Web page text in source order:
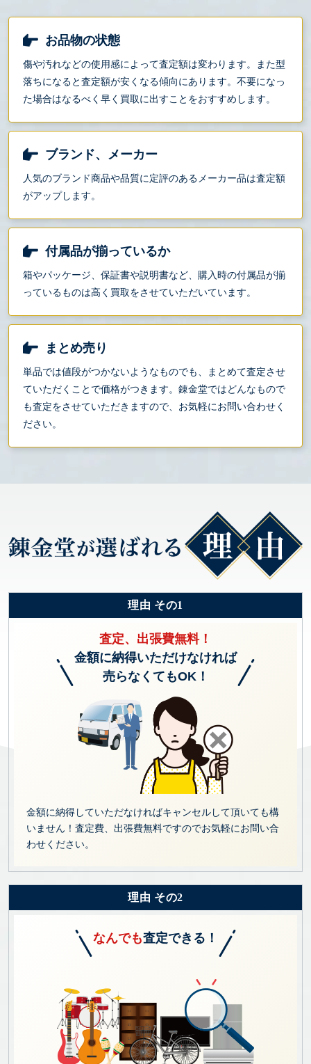
お品物の状態
傷や汚れなどの使用感によって査定額は変わります。また型
落ちになると査定額が安くなる傾向にあります。不要になっ
た場合はなるべく早く買取に出すことをおすすめします。
ブランド、メーカー
人気のブランド商品や品質に定評のあるメーカー品は査定額
がアップします。
付属品が揃っているか
箱やパッケージ、保証書や説明書など、購入時の付属品が揃
っているものは高く買取をさせていただいています。
まとめ売り
単品では値段がつかないようなものでも、まとめて査定させ
ていただくことで価格がつきます。錬金堂ではどんなもので
も査定をさせていただきますので、お気軽にお問い合わせく
ださい。
理由 その1
査定、出張費無料！
金額に納得いただけなければ
売らなくてもOK！
金額に納得していただなければキャンセルして頂いても構
いません！査定費、出張費無料ですのでお気軽にお問い合
わせください。
理由 その2
なんでも査定できる！